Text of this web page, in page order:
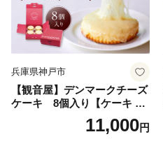
兵庫県神戸市
【観音屋】デンマークチーズ
ケーキ 8個入り【ケーキ チ
ーズケーキ 人気スイーツ お
すすめスイーツ 神戸スイー
11,000円